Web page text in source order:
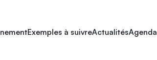
Exemples à suivreActualitésAgenda